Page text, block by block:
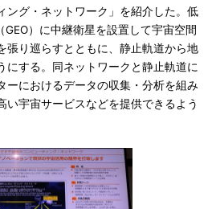
ング・ネットワーク」を紹介した。低
）に中継衛星を設置して宇宙空間
張り巡らすとともに、静止軌道から地
にする。同ネットワークと静止軌道に
ーにおけるデータの収集・分析を組み
い宇宙サービスなどを提供できるよう